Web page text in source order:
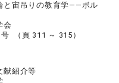
と宙吊りの教育学――ボル
会
（頁 311 ～ 315）
献紹介等